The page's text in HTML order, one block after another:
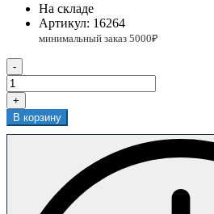
На складе
Артикул: 16264
-
+
В корзину